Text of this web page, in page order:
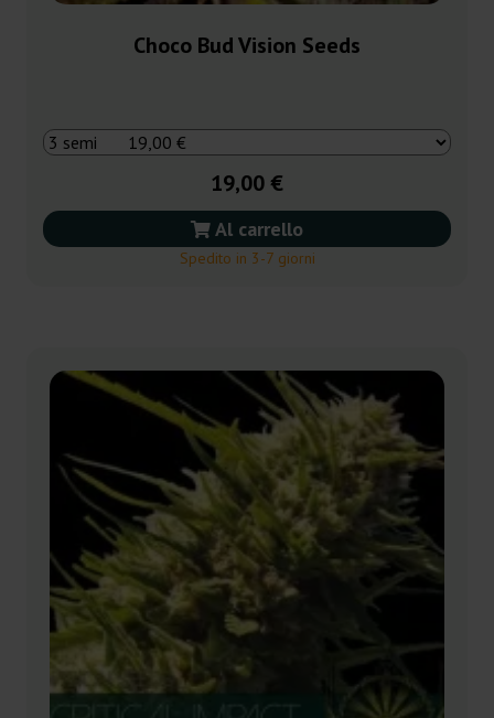
Choco Bud Vision Seeds
19,00 €
Al carrello
Spedito in 3-7 giorni